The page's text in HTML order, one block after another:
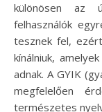
különösen az
felhasználók
tesznek fel,
kínálniuk,
adnak. A GYIK
megfelelően
természetes